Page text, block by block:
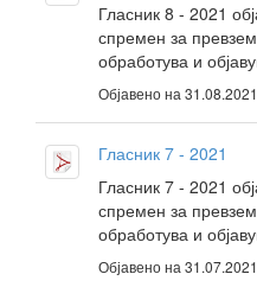
Гласник 8 - 2021
спремен за
обработува и
Објавено на 31.08.2021
Гласник 7 - 2021
Гласник 7 - 2021
спремен за
обработува и
Објавено на 31.07.2021